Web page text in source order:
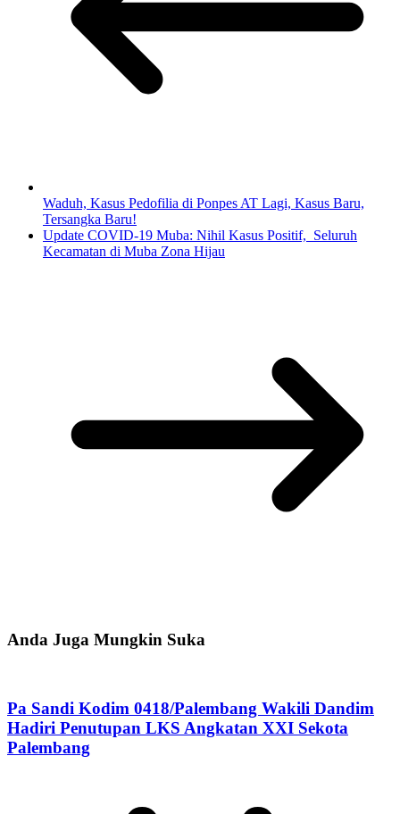
Waduh, Kasus Pedofilia di Ponpes AT Lagi, Kasus Baru,
Tersangka Baru!
Update COVID-19 Muba: Nihil Kasus Positif, Seluruh
Kecamatan di Muba Zona Hijau
Anda Juga Mungkin Suka
Pa Sandi Kodim 0418/Palembang Wakili Dandim
Hadiri Penutupan LKS Angkatan XXI Sekota
Palembang